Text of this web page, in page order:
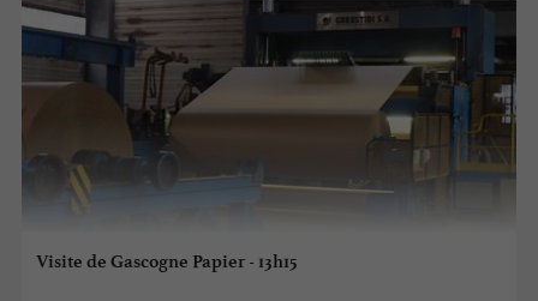
Visite de Gascogne Papier - 13h15